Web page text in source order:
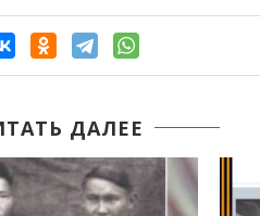
ДАЛЕЕ